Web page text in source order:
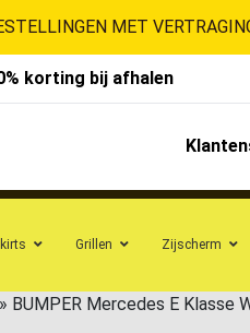
MET
korting bij afhalen
Grillen Zijscherm
» BUMPER Mercedes E Klasse